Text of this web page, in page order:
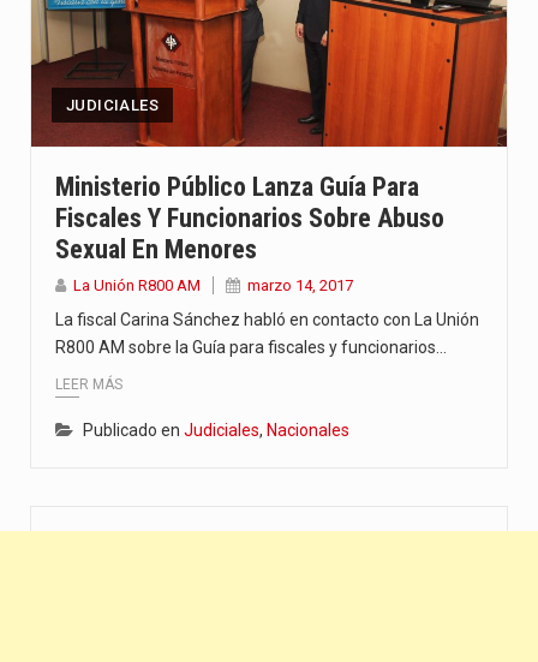
Una familia atravesó momentos de extrema tensión durante la madrugada…
Fretes se refirió concretamente al recorrido que realizó este jueves…
“La situación no está tan mala en el Ministerio de…
JUDICIALES
Ministerio Público Lanza Guía Para
Fiscales Y Funcionarios Sobre Abuso
Sexual En Menores
La Unión R800 AM marzo 14, 2017
La fiscal Carina Sánchez habló en contacto con La Unión
R800 AM sobre la Guía para fiscales y funcionarios…
LEER MÁS
Publicado en Judiciales, Nacionales